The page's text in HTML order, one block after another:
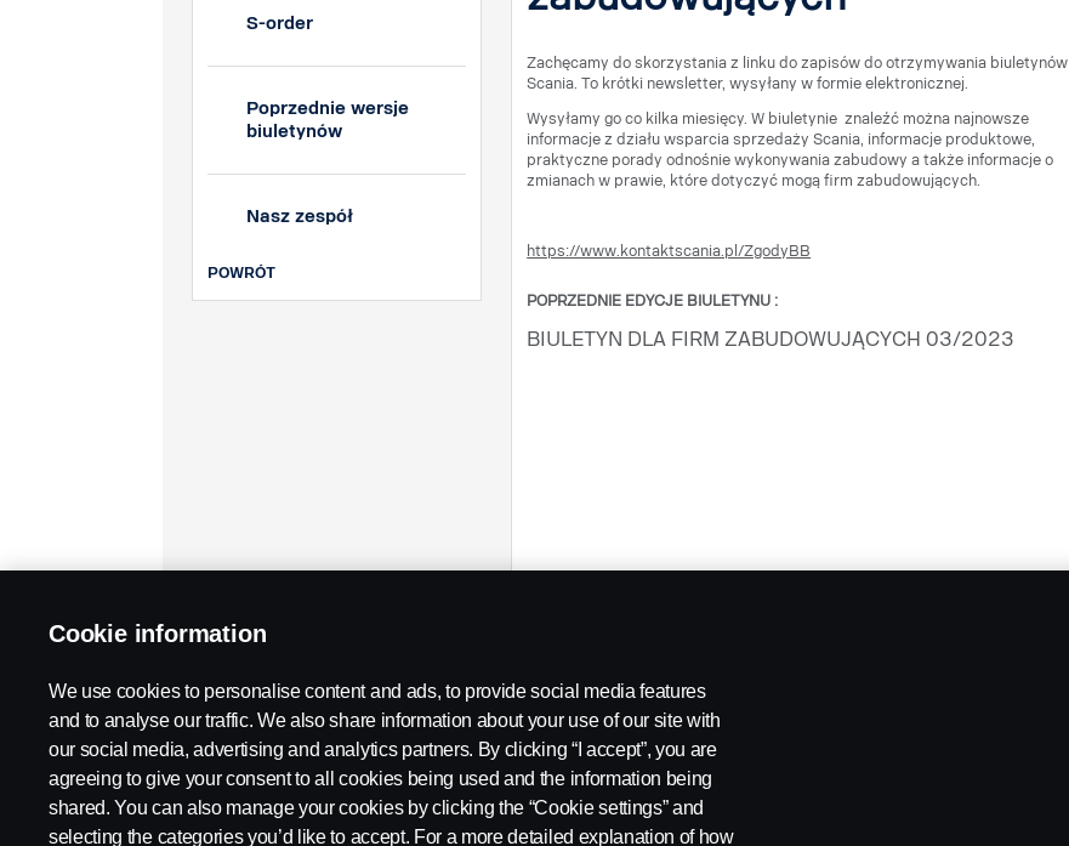
S-order
Poprzednie wersje
biuletynów
Nasz zespół
POWRÓT
Zachęcamy do skorzystania z linku do zapisów do otrzymywania biuletynów
Scania. To krótki newsletter, wysyłany w formie elektronicznej.
Wysyłamy go co kilka miesięcy. W biuletynie znaleźć można najnowsze
informacje z działu wsparcia sprzedaży Scania, informacje produktowe,
praktyczne porady odnośnie wykonywania zabudowy a także informacje o
zmianach w prawie, które dotyczyć mogą firm zabudowujących.
https://www.kontaktscania.pl/ZgodyBB
POPRZEDNIE EDYCJE BIULETYNU :
BIULETYN DLA FIRM ZABUDOWUJĄCYCH 03/2023
Cookie information
We use cookies to personalise content and ads, to provide social media features
and to analyse our traffic. We also share information about your use of our site with
our social media, advertising and analytics partners. By clicking “I accept”, you are
agreeing to give your consent to all cookies being used and the information being
shared. You can also manage your cookies by clicking the “Cookie settings” and
selecting the categories you’d like to accept. For a more detailed explanation of how